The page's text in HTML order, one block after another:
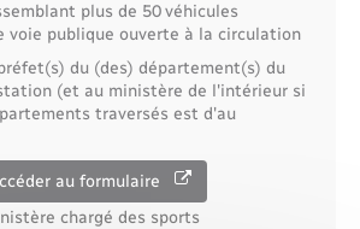
plus de 50 véhicules
voie publique ouverte à la circulation
du (des) département(s) du
(et au ministère de l'intérieur si
traversés est d'au
au formulaire
chargé des sports